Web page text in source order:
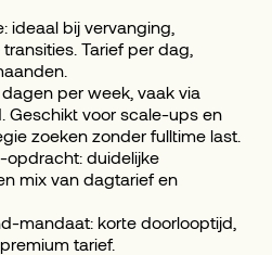
ideaal bij vervanging,
Tarief per dag,
dagen per week, vaak via
Geschikt voor scale-ups en
zoeken zonder fulltime last.
opdracht: duidelijke
mix van dagtarief en
mandaat: korte doorlooptijd,
tarief.